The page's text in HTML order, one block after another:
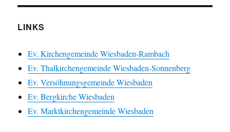
LINKS
Ev. Kirchengemeinde Wiesbaden-Rambach
Ev. Thalkirchengemeinde Wiesbaden-Sonnenberg
Ev. Versöhnungsgemeinde Wiesbaden
Ev. Bergkirche Wiesbaden
Ev. Marktkirchengemeinde Wiesbaden